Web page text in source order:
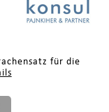
für die